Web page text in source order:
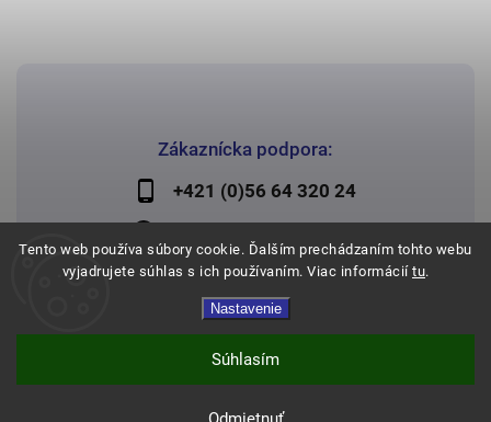
Tento web používa súbory cookie. Ďalším prechádzaním tohto webu
vyjadrujete súhlas s ich používaním. Viac informácií tu.
Nastavenie
Súhlasím
Zákaznícka podpora:
+421 (0)56 64 320 24
Copyright 2026Papier Lechman. Všetky práva vyhradené.
Shoptet | Design